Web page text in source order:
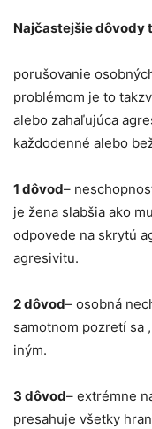
Najčastejšie dôvody
porušovanie
problémom je to
alebo zahaľujúca
každodenné alebo
1 dôvod–
je žena slabšia ako
odpovede na skrytú
agresivitu.
2 dôvod– osobná
samotnom pozretí sa
iným.
3 dôvod– extrémne
presahuje všetky